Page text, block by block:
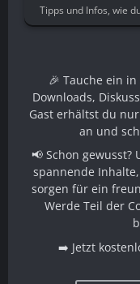
Tipps und Infos, wie
🎉 Tauche ein
Downloads,
Gast erhältst du
an und
📢 Schon
spannende
sorgen für ein
Werde Teil der
➡️ Jetzt